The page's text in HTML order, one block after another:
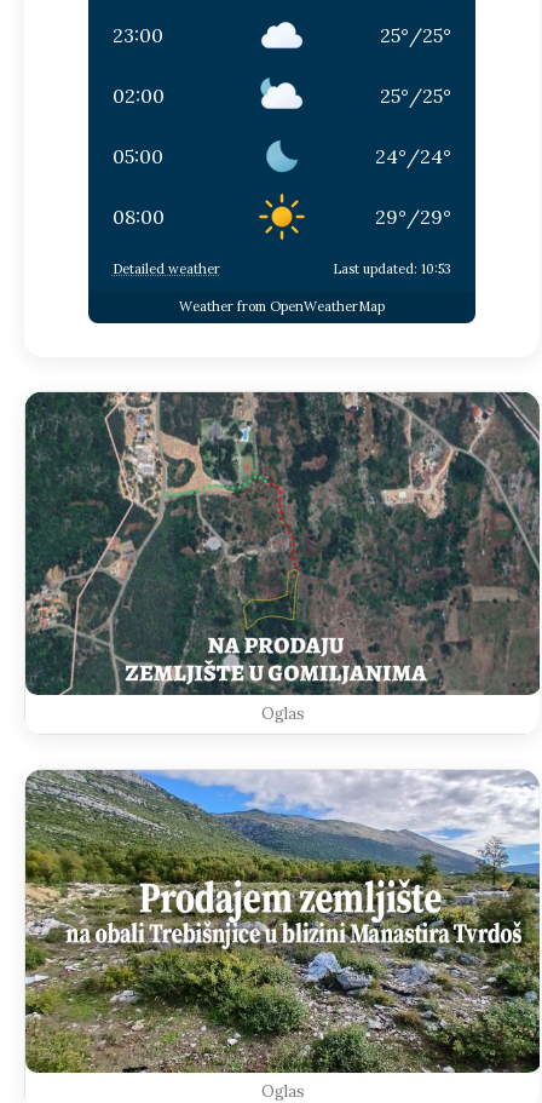
23:00 25° /25°
02:00 25° /25°
05:00 24° /24°
08:00 29° /29°
Detailed weather Last updated: 10:53
Weather from OpenWeatherMap
Oglas
Oglas